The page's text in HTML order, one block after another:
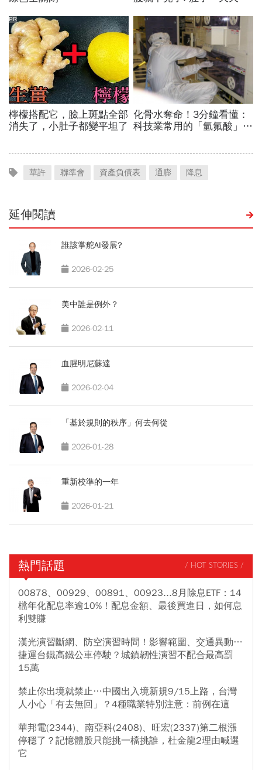
華許 聯準會 資產負債表 通膨 降息
延伸閱讀
誰該掌舵AI發展?
2026-02-25
美中誰是例外？
2026-02-11
血腥明尼蘇達
2026-02-04
「基於規則的秩序」何去何從
2026-01-28
重新校準的一年
2026-01-21
熱門話題 / HOT STORIES /
00878、00929、00891、00923...8月除息ETF：14
檔年化配息率逾10%！配息金額、最後買進日，如何息
利雙賺
漢光演習斷網、防空演習時間！影響範圍、交通異動…
捷運台鐵高鐵公車停駛？城鎮韌性演習不配合最高罰
15萬
禁止你出境就禁止…中國出入境新規9/15上路，台灣
人小心「有去無回」？4種職業特別注意：前例在這
華邦電(2344)、南亞科(2408)、旺宏(2337)第二根漲
停穩了？記憶體股只能挑一檔挑誰，杜金龍2理由喊選
它